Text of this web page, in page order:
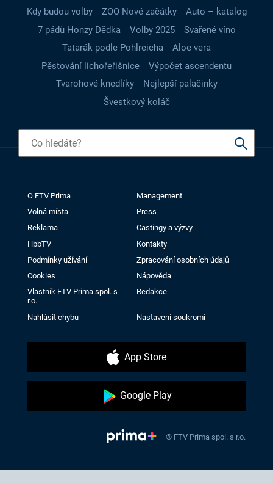
Kdy budou volby
ZOO Nové začátky
Auto – katalog
7 pádů Honzy Dědka
Volby 2025
Svařené víno
Tatarák podle Pohlreicha
Aloe vera
Pěstování lichořeřišnice
Výpočet ascendentu
Tvarohové knedlíky
Nejlepší palačinky
Švestkový koláč
O FTV Prima
Management
Volná místa
Press
Reklama
Castingy a výzvy
HbbTV
Kontakty
Podmínky užívání
Zpracování osobních údajů
Cookies
Nápověda
Vlastník FTV Prima spol. s
r.o.
Redakce
Nahlásit chybu Nastavení soukromí
App Store
Google Play
© FTV Prima spol. s r.o.